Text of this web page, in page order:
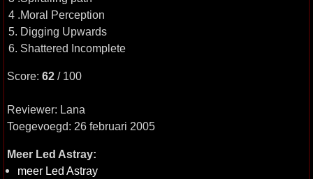
4 .Moral Perception
5. Digging Upwards
6. Shattered Incomplete
Score: 62 / 100
Reviewer: Lana
Toegevoegd: 26 februari 2005
Meer Led Astray:
meer Led Astray